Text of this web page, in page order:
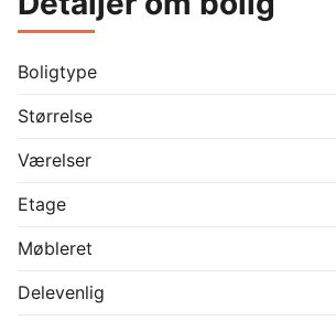
Boligtype
Størrelse
Værelser
Etage
Møbleret
Delevenlig